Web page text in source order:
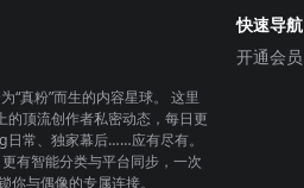
真粉”而生的内容星球。 这里
顶流创作者私密动态，每日更
常、独家幕后……应有尽有。
有智能分类与平台同步，一次
你与偶像的专属连接。
快速导航
开通会员